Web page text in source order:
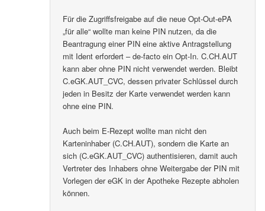
Für die Zugriffsfreigabe auf die neue Opt-Out-ePA
„für alle“ wollte man keine PIN nutzen, da die
Beantragung einer PIN eine aktive Antragstellung
mit Ident erfordert – de-facto ein Opt-In. C.CH.AUT
kann aber ohne PIN nicht verwendet werden. Bleibt
C.eGK.AUT_CVC, dessen privater Schlüssel durch
jeden in Besitz der Karte verwendet werden kann
ohne eine PIN.
Auch beim E-Rezept wollte man nicht den
Karteninhaber (C.CH.AUT), sondern die Karte an
sich (C.eGK.AUT_CVC) authentisieren, damit auch
Vertreter des Inhabers ohne Weitergabe der PIN mit
Vorlegen der eGK in der Apotheke Rezepte abholen
können.